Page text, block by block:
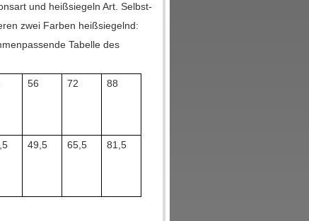
und heißsiegeln Art. Selbst-
zwei Farben heißsiegelnd:
Tabelle des
56 72 88
49,5 65,5 81,5